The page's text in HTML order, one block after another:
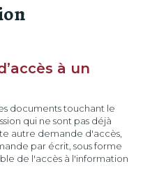
à un
documents touchant le
qui ne sont pas déjà
autre demande d'accès,
par écrit, sous forme
de l'accès à l'information